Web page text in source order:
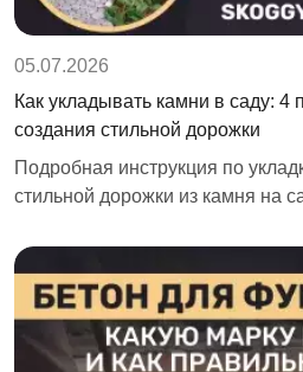
05.07.2026
Как укладывать камни в саду: 4
создания стильной дорожки
Подробная инструкция по
стильной дорожки из камня на